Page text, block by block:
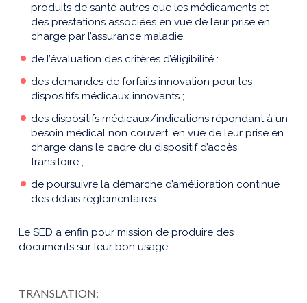
produits de santé autres que les médicaments et
des prestations associées en vue de leur prise en
charge par l’assurance maladie,
de l’évaluation des critères d’éligibilité :
des demandes de forfaits innovation pour les
dispositifs médicaux innovants ;
des dispositifs médicaux/indications répondant à un
besoin médical non couvert, en vue de leur prise en
charge dans le cadre du dispositif d’accès
transitoire ;
de poursuivre la démarche d’amélioration continue
des délais réglementaires.
Le SED a enfin pour mission de produire des
documents sur leur bon usage.
TRANSLATION: